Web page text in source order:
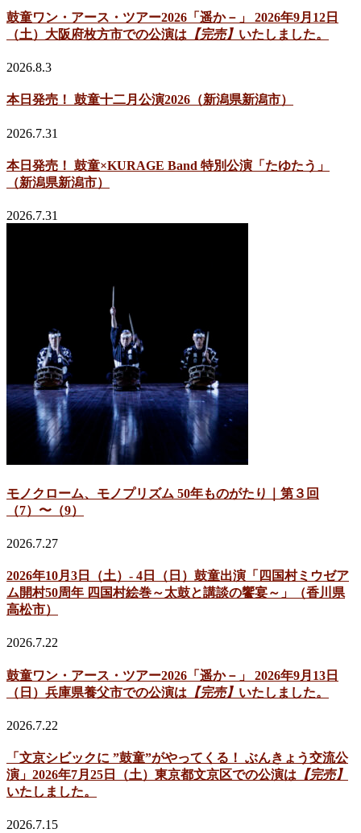
鼓童ワン・アース・ツアー2026「遥か－」 2026年9月12日
（土）大阪府枚方市での公演は 【完売】 いたしました。
2026.8.3
本日発売！ 鼓童十二月公演2026（新潟県新潟市）
2026.7.31
本日発売！ 鼓童×KURAGE Band 特別公演「たゆたう」
（新潟県新潟市）
2026.7.31
モノクローム、モノプリズム 50年ものがたり｜第３回
（7）〜（9）
2026.7.27
2026年10月3日（土）- 4日（日）鼓童出演「四国村ミウゼア
ム開村50周年 四国村絵巻～太鼓と講談の饗宴～」（香川県
高松市）
2026.7.22
鼓童ワン・アース・ツアー2026「遥か－」 2026年9月13日
（日）兵庫県養父市での公演は 【完売】 いたしました。
2026.7.22
「文京シビックに ”鼓童”がやってくる！ ぶんきょう交流公
演」2026年7月25日（土）東京都文京区での公演は 【完売】
いたしました。
2026.7.15